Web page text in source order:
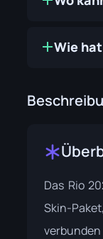
Wie
Das Rio
Skin-